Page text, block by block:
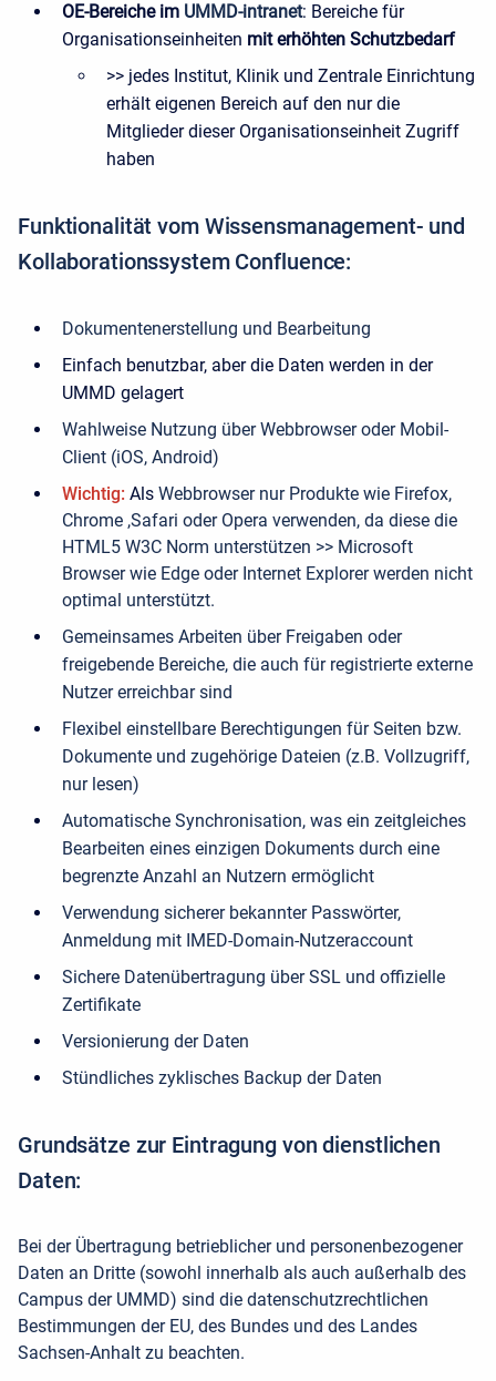
OE-Bereiche im UMMD-intranet: Bereiche für
Organisationseinheiten mit erhöhten Schutzbedarf
>> jedes Institut, Klinik und Zentrale Einrichtung
erhält eigenen Bereich auf den nur die
Mitglieder dieser Organisationseinheit Zugriff
haben
Funktionalität vom Wissensmanagement- und
Kollaborationssystem Confluence:
Dokumentenerstellung und Bearbeitung
Einfach benutzbar, aber die Daten werden in der
UMMD gelagert
Wahlweise Nutzung über Webbrowser oder Mobil-
Client (iOS, Android)
Wichtig: Als Webbrowser nur Produkte wie Firefox,
Chrome ,Safari oder Opera verwenden, da diese die
HTML5 W3C Norm unterstützen >> Microsoft
Browser wie Edge oder Internet Explorer werden nicht
optimal unterstützt.
Gemeinsames Arbeiten über Freigaben oder
freigebende Bereiche, die auch für registrierte externe
Nutzer erreichbar sind
Flexibel einstellbare Berechtigungen für Seiten bzw.
Dokumente und zugehörige Dateien (z.B. Vollzugriff,
nur lesen)
Automatische Synchronisation, was ein zeitgleiches
Bearbeiten eines einzigen Dokuments durch eine
begrenzte Anzahl an Nutzern ermöglicht
Verwendung sicherer bekannter Passwörter,
Anmeldung mit IMED-Domain-Nutzeraccount
Sichere Datenübertragung über SSL und offizielle
Zertifikate
Versionierung der Daten
Stündliches zyklisches Backup der Daten
Grundsätze zur Eintragung von dienstlichen
Daten:
Bei der Übertragung betrieblicher und personenbezogener
Daten an Dritte (sowohl innerhalb als auch außerhalb des
Campus der UMMD) sind die datenschutzrechtlichen
Bestimmungen der EU, des Bundes und des Landes
Sachsen-Anhalt zu beachten.